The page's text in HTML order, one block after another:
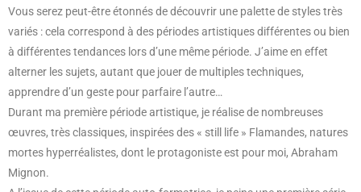
Vous serez peut-être étonnés de découvrir une palette de styles très
variés : cela correspond à des périodes artistiques différentes ou bien
à différentes tendances lors d’une même période. J’aime en effet
alterner les sujets, autant que jouer de multiples techniques,
apprendre d’un geste pour parfaire l’autre…
Durant ma première période artistique, je réalise de nombreuses
œuvres, très classiques, inspirées des « still life » Flamandes, natures
mortes hyperréalistes, dont le protagoniste est pour moi, Abraham
Mignon.